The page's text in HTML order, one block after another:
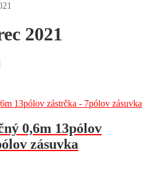
2021
0,6m 13pólov
zásuvka